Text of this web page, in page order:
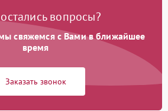
вопросы?
мы свяжемся с Вами в ближайшее
время
Заказать звонок